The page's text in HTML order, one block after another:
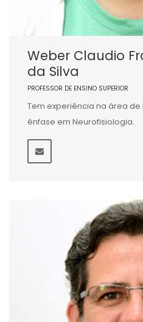
Weber Claudio
da Silva
PROFESSOR DE ENSINO SUPERIOR
Tem experiência na área
ênfase em Neurofisiologia.